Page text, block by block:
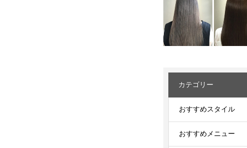
カテゴリー
おすすめスタイル
おすすめメニュー